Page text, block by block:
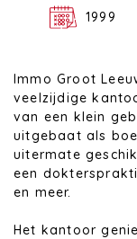
1999
Immo Groot
veelzijdige
van een klein
uitgebaat als
uitermate
een
en meer.
Het kantoor